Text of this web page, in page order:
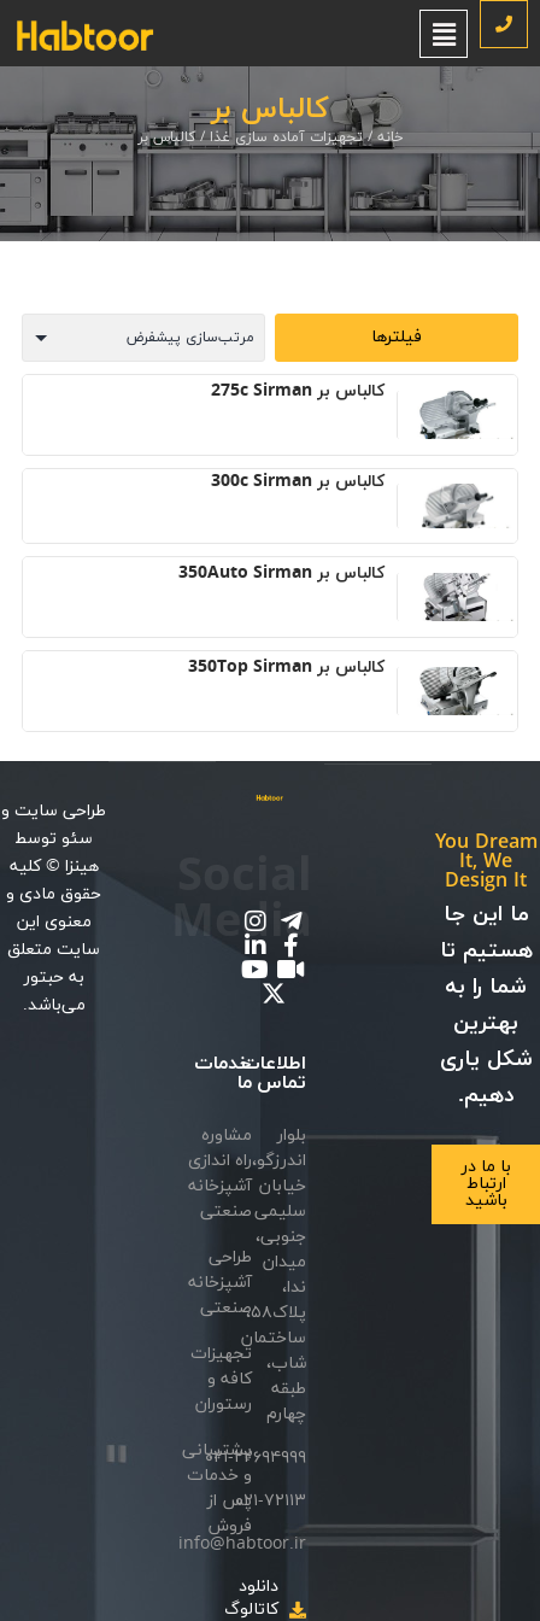
کالباس بر
خانه/تجهیزات آماده سازی غذا/ کالباس بر
فیلترها
کالباس بر 275c Sirman
کالباس بر 300c Sirman
کالباس بر 350Auto Sirman
کالباس بر 350Top Sirman
You Dream
It, We
Design It
ما این جا
هستیم تا
شما را به
بهترین
شکل یاری
دهیم.
با ما در
ارتباط
باشید
اطلاعات
تماس
بلوار
اندرزگو،
خیابان
سلیمی
جنوبی،
میدان
ندا،
پلاک۵۸،
ساختمان
شاب،
طبقه
چهارم
۰۲۱-۲۲۶۹۴۹۹۹
۰۲۱-۷۲۱۱۳
info@habtoor.ir
دانلود
کاتالوگ
Media
خدمات
ما
مشاوره
راه اندازی
آشپزخانه
صنعتی
طراحی
آشپزخانه
صنعتی
تجهیزات
کافه و
رستوران
پشتیبانی
و خدمات
پس از
فروش
طراحی سایتو
سئوتوسط
هینزا © کلیه
حقوق مادی و
معنوی این
سایت متعلق
به حبتور
می‌باشد.